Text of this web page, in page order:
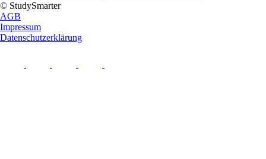
© StudySmarter
AGB
Impressum
Datenschutzerklärung